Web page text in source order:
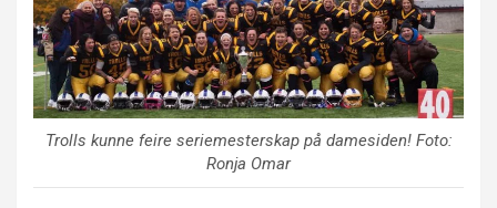
Trolls kunne feire seriemesterskap på damesiden! Foto:
Ronja Omar